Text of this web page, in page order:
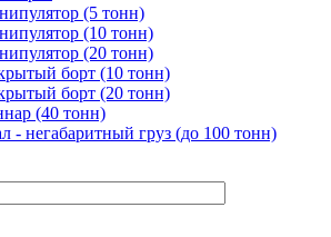
(5 тонн)
(10 тонн)
(20 тонн)
борт (10 тонн)
борт (20 тонн)
(40 тонн)
- негабаритный груз (до 100 тонн)